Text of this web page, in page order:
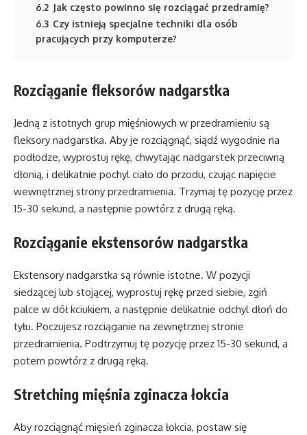
6.2 Jak często powinno się rozciągać przedramię?
6.3 Czy istnieją specjalne techniki dla osób
pracujących przy komputerze?
Rozciąganie fleksorów nadgarstka
Jedną z istotnych grup mięśniowych w przedramieniu są
fleksory nadgarstka. Aby je rozciągnąć, siądź wygodnie na
podłodze, wyprostuj rękę, chwytając nadgarstek przeciwną
dłonią, i delikatnie pochyl ciało do przodu, czując napięcie
wewnętrznej strony przedramienia. Trzymaj tę pozycję przez
15-30 sekund, a następnie powtórz z drugą ręką.
Rozciąganie ekstensorów nadgarstka
Ekstensory nadgarstka są równie istotne. W pozycji
siedzącej lub stojącej, wyprostuj rękę przed siebie, zgiń
palce w dół kciukiem, a następnie delikatnie odchyl dłoń do
tyłu. Poczujesz rozciąganie na zewnętrznej stronie
przedramienia. Podtrzymuj tę pozycję przez 15-30 sekund, a
potem powtórz z drugą ręką.
Stretching mięśnia zginacza łokcia
Aby rozciągnąć mięsień zginacza łokcia, postaw się